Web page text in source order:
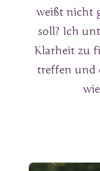
weißt nicht
soll? Ich
Klarheit zu
treffen und